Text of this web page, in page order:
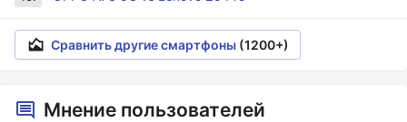
Сравнить другие смартфоны (1200+)
Мнение пользователей